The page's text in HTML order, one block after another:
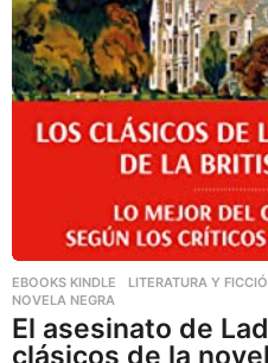
EBOOKS KINDLE ,LITERATURA Y
NOVELA NEGRA
El asesinato de
clásicos de la